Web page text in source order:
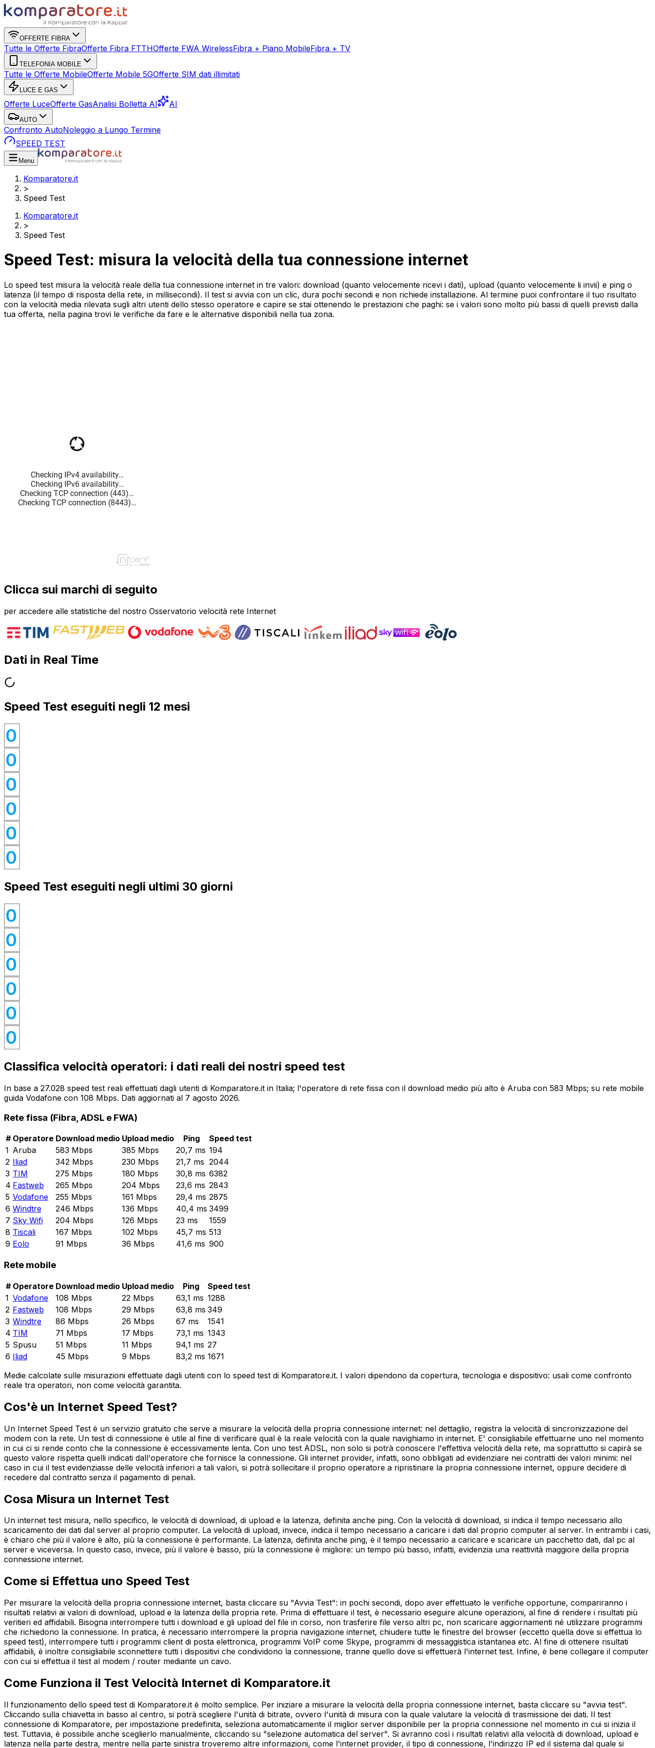
OFFERTE FIBRA
Tutte le Offerte FibraOfferte Fibra FTTHOfferte FWA WirelessFibra + Piano MobileFibra + TV
TELEFONIA MOBILE
Tutte le Offerte MobileOfferte Mobile 5GOfferte SIM dati illimitati
LUCE E GAS
Offerte LuceOfferte GasAnalisi Bolletta AI AI
AUTO
Confronto AutoNoleggio a Lungo Termine
SPEED TEST
Menu
Komparatore.it
>
Speed Test
Komparatore.it
>
Speed Test
Speed Test: misura la velocità della tua connessione internet
Lo speed test misura la velocità reale della tua connessione internet in tre valori: download (quanto velocemente ricevi i dati), upload (quanto velocemente li invii) e ping o
latenza (il tempo di risposta della rete, in millisecondi). Il test si avvia con un clic, dura pochi secondi e non richiede installazione. Al termine puoi confrontare il tuo risultato
con la velocità media rilevata sugli altri utenti dello stesso operatore e capire se stai ottenendo le prestazioni che paghi: se i valori sono molto più bassi di quelli previsti dalla
tua offerta, nella pagina trovi le verifiche da fare e le alternative disponibili nella tua zona.
Clicca sui marchi di seguito
per accedere alle statistiche del nostro Osservatorio velocità rete Internet
Dati in Real Time
Speed Test eseguiti negli 12 mesi
0
0
0
0
0
0
0
0
0
0
0
0
Speed Test eseguiti negli ultimi 30 giorni
0
0
0
0
0
0
0
0
0
0
0
0
Classifica velocità operatori: i dati reali dei nostri speed test
In base a 27.028 speed test reali effettuati dagli utenti di Komparatore.it in Italia; l'operatore di rete fissa con il download medio più alto è Aruba con 583 Mbps; su rete mobile
guida Vodafone con 108 Mbps. Dati aggiornati al 7 agosto 2026.
Rete fissa (Fibra, ADSL e FWA)
# Operatore Download medio Upload medio Ping
Speed test
1 Aruba 583 Mbps 385 Mbps 20,7 ms 194
2 Iliad 342 Mbps 230 Mbps 21,7 ms 2044
3 TIM 275 Mbps 180 Mbps 30,8 ms 6382
4 Fastweb 265 Mbps 204 Mbps 23,6 ms 2843
5 Vodafone 255 Mbps 161 Mbps 29,4 ms 2875
6 Windtre 246 Mbps 136 Mbps 40,4 ms 3499
7 Sky Wifi 204 Mbps 126 Mbps 23 ms
1559
8 Tiscali 167 Mbps 102 Mbps 45,7 ms 513
9 Eolo 91 Mbps 36 Mbps 41,6 ms 900
Rete mobile
# Operatore Download medio Upload medio Ping
Speed test
1 Vodafone 108 Mbps 22 Mbps 63,1 ms 1288
2 Fastweb 108 Mbps 29 Mbps 63,8 ms 349
3 Windtre 86 Mbps 26 Mbps 67 ms
1541
4 TIM 71 Mbps 17 Mbps 73,1 ms 1343
5 Spusu 51 Mbps 11 Mbps 94,1 ms 27
6 Iliad 45 Mbps 9 Mbps 83,2 ms 1671
Medie calcolate sulle misurazioni effettuate dagli utenti con lo speed test di Komparatore.it. I valori dipendono da copertura, tecnologia e dispositivo: usali come confronto
reale tra operatori, non come velocità garantita.
Cos'è un Internet Speed Test?
Un Internet Speed Test è un servizio gratuito che serve a misurare la velocità della propria connessione internet: nel dettaglio, registra la velocità di sincronizzazione del
modem con la rete. Un test di connessione è utile al fine di verificare qual è la reale velocità con la quale navighiamo in internet. E' consigliabile effettuarne uno nel momento
in cui ci si rende conto che la connessione è eccessivamente lenta. Con uno test ADSL, non solo si potrà conoscere l'effettiva velocità della rete, ma soprattutto si capirà se
questo valore rispetta quelli indicati dall'operatore che fornisce la connessione. Gli internet provider, infatti, sono obbligati ad evidenziare nei contratti dei valori minimi: nel
caso in cui il test evidenziasse delle velocità inferiori a tali valori, si potrà sollecitare il proprio operatore a ripristinare la propria connessione internet, oppure decidere di
recedere dal contratto senza il pagamento di penali.
Cosa Misura un Internet Test
Un internet test misura, nello specifico, le velocità di download, di upload e la latenza, definita anche ping. Con la velocità di download, si indica il tempo necessario allo
scaricamento dei dati dal server al proprio computer. La velocità di upload, invece, indica il tempo necessario a caricare i dati dal proprio computer al server. In entrambi i casi,
è chiaro che più il valore è alto, più la connessione è performante. La latenza, definita anche ping, è il tempo necessario a caricare e scaricare un pacchetto dati, dal pc al
server e viceversa. In questo caso, invece, più il valore è basso, più la connessione è migliore: un tempo più basso, infatti, evidenzia una reattività maggiore della propria
connessione internet.
Come si Effettua uno Speed Test
Per misurare la velocità della propria connessione internet, basta cliccare su "Avvia Test": in pochi secondi, dopo aver effettuato le verifiche opportune, compariranno i
risultati relativi ai valori di download, upload e la latenza della propria rete. Prima di effettuare il test, è necessario eseguire alcune operazioni, al fine di rendere i risultati più
veritieri ed affidabili. Bisogna interrompere tutti i download e gli upload del file in corso, non trasferire file verso altri pc, non scaricare aggiornamenti né utilizzare programmi
che richiedono la connessione. In pratica, è necessario interrompere la propria navigazione internet, chiudere tutte le finestre del browser (eccetto quella dove si effettua lo
speed test), interrompere tutti i programmi client di posta elettronica, programmi VoIP come Skype, programmi di messaggistica istantanea etc. Al fine di ottenere risultati
affidabili, è inoltre consigliabile sconnettere tutti i dispositivi che condividono la connessione, tranne quello dove si effettuerà l'internet test. Infine, è bene collegare il computer
con cui si effettua il test al modem / router mediante un cavo.
Come Funziona il Test Velocità Internet di Komparatore.it
Il funzionamento dello speed test di Komparatore.it è molto semplice. Per iniziare a misurare la velocità della propria connessione internet, basta cliccare su "avvia test".
Cliccando sulla chiavetta in basso al centro, si potrà scegliere l'unità di bitrate, ovvero l'unità di misura con la quale valutare la velocità di trasmissione dei dati. Il test
connessione di Komparatore, per impostazione predefinita, seleziona automaticamente il miglior server disponibile per la propria connessione nel momento in cui si inizia il
test. Tuttavia, è possibile anche sceglierlo manualmente, cliccando su "selezione automatica del server". Si avranno così i risultati relativi alla velocità di download, upload e
latenza nella parte destra, mentre nella parte sinistra troveremo altre informazioni, come l'internet provider, il tipo di connessione, l'indirizzo IP ed il sistema dal quale si